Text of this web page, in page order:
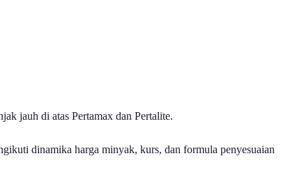
jauh di atas Pertamax dan Pertalite.
dinamika harga minyak, kurs, dan formula penyesuaian